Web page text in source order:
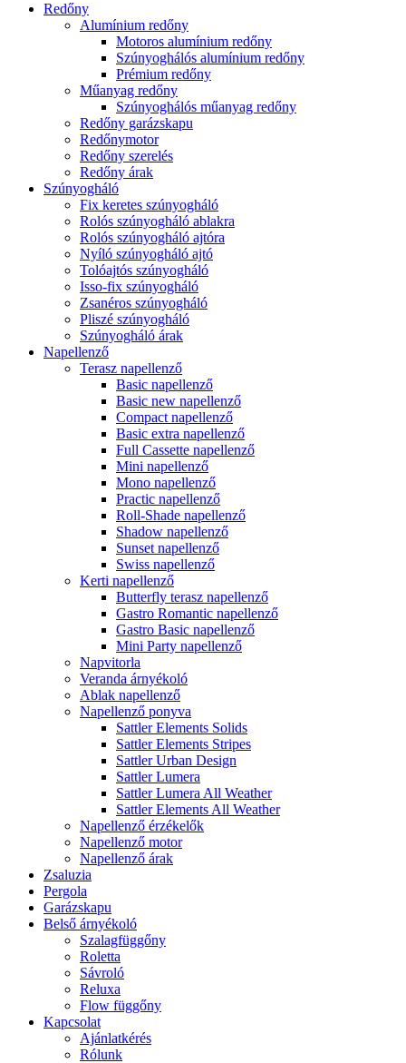
Redőny
Alumínium redőny
Motoros alumínium redőny
Szúnyoghálós alumínium redőny
Prémium redőny
Műanyag redőny
Szúnyoghálós műanyag redőny
Redőny garázskapu
Redőnymotor
Redőny szerelés
Redőny árak
Szúnyogháló
Fix keretes szúnyogháló
Rolós szúnyogháló ablakra
Rolós szúnyogháló ajtóra
Nyíló szúnyogháló ajtó
Tolóajtós szúnyogháló
Isso-fix szúnyogháló
Zsanéros szúnyogháló
Pliszé szúnyogháló
Szúnyogháló árak
Napellenző
Terasz napellenző
Basic napellenző
Basic new napellenző
Compact napellenző
Basic extra napellenző
Full Cassette napellenző
Mini napellenző
Mono napellenző
Practic napellenző
Roll-Shade napellenző
Shadow napellenző
Sunset napellenző
Swiss napellenző
Kerti napellenző
Butterfly terasz napellenző
Gastro Romantic napellenző
Gastro Basic napellenző
Mini Party napellenző
Napvitorla
Veranda árnyékoló
Ablak napellenző
Napellenző ponyva
Sattler Elements Solids
Sattler Elements Stripes
Sattler Urban Design
Sattler Lumera
Sattler Lumera All Weather
Sattler Elements All Weather
Napellenző érzékelők
Napellenző motor
Napellenző árak
Zsaluzia
Pergola
Garázskapu
Belső árnyékoló
Szalagfüggőny
Roletta
Sávroló
Reluxa
Flow függőny
Kapcsolat
Ajánlatkérés
Rólunk